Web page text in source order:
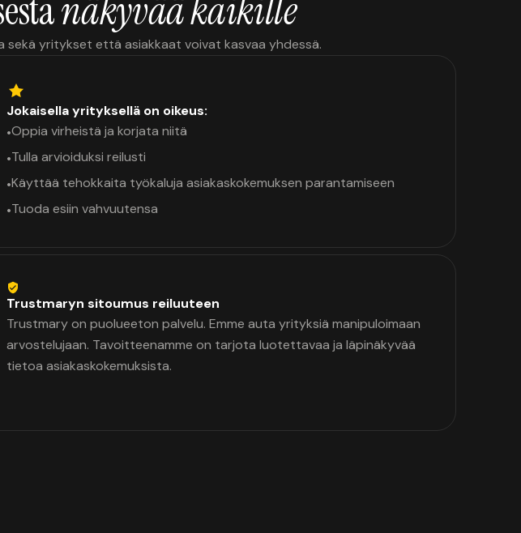
näkyvää kaikille
sekä yritykset että asiakkaat voivat kasvaa yhdessä.
Jokaisella yrityksellä on oikeus:
•Oppia virheistä ja korjata niitä
•Tulla arvioiduksi reilusti
•Käyttää tehokkaita työkaluja asiakaskokemuksen parantamiseen
•Tuoda esiin vahvuutensa
Trustmaryn sitoumus reiluuteen
Trustmary on puolueeton palvelu. Emme auta yrityksiä manipuloimaan
arvostelujaan. Tavoitteenamme on tarjota luotettavaa ja läpinäkyvää
tietoa asiakaskokemuksista.